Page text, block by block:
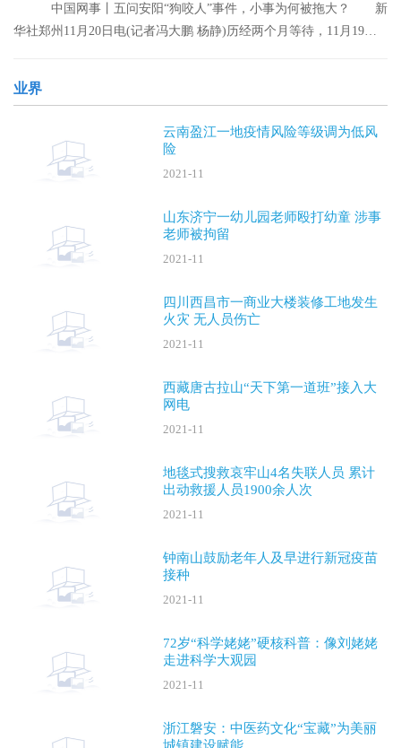
中国网事丨五问安阳“狗咬人”事件，小事为何被拖大？ 新
华社郑州11月20日电(记者冯大鹏 杨静)历经两个月等待，11月19日
业界
云南盈江一地疫情风险等级调为低风
险
2021-11
山东济宁一幼儿园老师殴打幼童 涉事
老师被拘留
2021-11
四川西昌市一商业大楼装修工地发生
火灾 无人员伤亡
2021-11
西藏唐古拉山“天下第一道班”接入大
网电
2021-11
地毯式搜救哀牢山4名失联人员 累计
出动救援人员1900余人次
2021-11
钟南山鼓励老年人及早进行新冠疫苗
接种
2021-11
72岁“科学姥姥”硬核科普：像刘姥姥
走进科学大观园
2021-11
浙江磐安：中医药文化“宝藏”为美丽
城镇建设赋能